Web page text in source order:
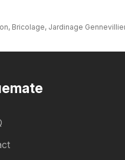
Bricolage, Jardinage